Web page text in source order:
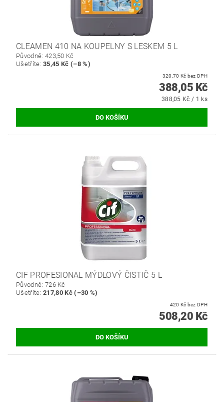
CLEAMEN 410 NA KOUPELNY S LESKEM 5 L
Původně: 423,50 Kč
Ušetříte:35,45 Kč (–8 %)
320,70 Kč bez DPH
388,05 Kč
388,05 Kč / 1 ks
CIF PROFESIONAL MÝDLOVÝ ČISTIČ 5 L
Původně: 726 Kč
Ušetříte:217,80 Kč (–30 %)
420 Kč bez DPH
508,20 Kč